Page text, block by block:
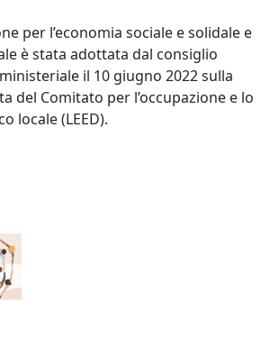
per l’economia sociale e solidale e
è stata adottata dal consiglio
ministeriale il 10 giugno 2022 sulla
del Comitato per l’occupazione e lo
locale (LEED).